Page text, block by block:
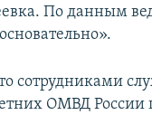
По данным
сотрудниками
ОМВД России